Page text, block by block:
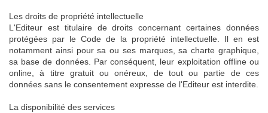
Les droits de propriété intellectuelle
L'Editeur est titulaire de droits concernant certaines données
protégées par le Code de la propriété intellectuelle. Il en est
notamment ainsi pour sa ou ses marques, sa charte graphique,
sa base de données. Par conséquent, leur exploitation offline ou
online, à titre gratuit ou onéreux, de tout ou partie de ces
données sans le consentement expresse de l'Editeur est interdite.
La disponibilité des services